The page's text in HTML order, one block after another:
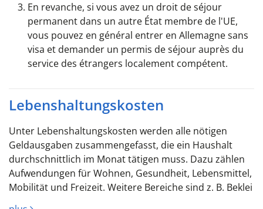
En revanche, si vous avez un droit de séjour
permanent dans un autre État membre de l'UE,
vous pouvez en général entrer en Allemagne sans
visa et demander un permis de séjour auprès du
service des étrangers localement compétent.
Lebenshaltungskosten
Unter Lebenshaltungskosten werden alle nötigen
Geldausgaben zusammengefasst, die ein Haushalt
durchschnittlich im Monat tätigen muss. Dazu zählen
Aufwendungen für Wohnen, Gesundheit, Lebensmittel,
Mobilität und Freizeit. Weitere Bereiche sind z. B. Beklei